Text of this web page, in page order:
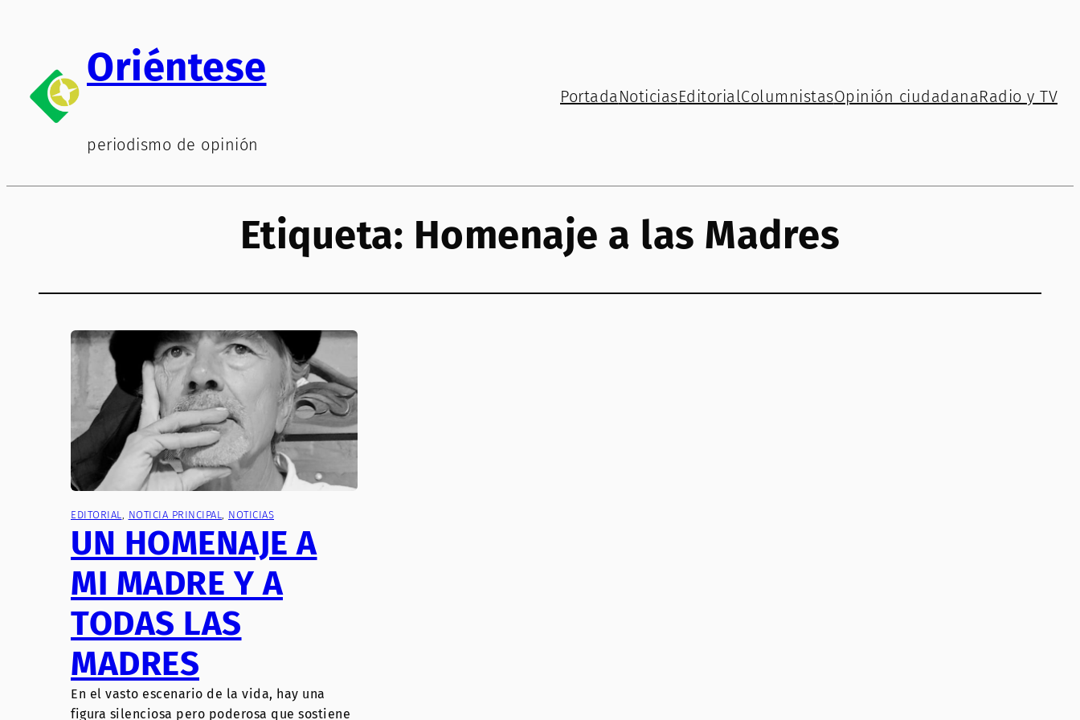
contenido
Oriéntese
periodismo de opinión
Portada NoticiasEditorialColumnistasOpinión ciudadanaRadio y TV
Etiqueta: Homenaje a las Madres
EDITORIAL NOTICIA PRINCIPAL NOTICIAS
UN HOMENAJE A
MI MADRE Y A
TODAS LAS
MADRES
En el vasto escenario de la vida, hay una
figura silenciosa pero poderosa que sostiene